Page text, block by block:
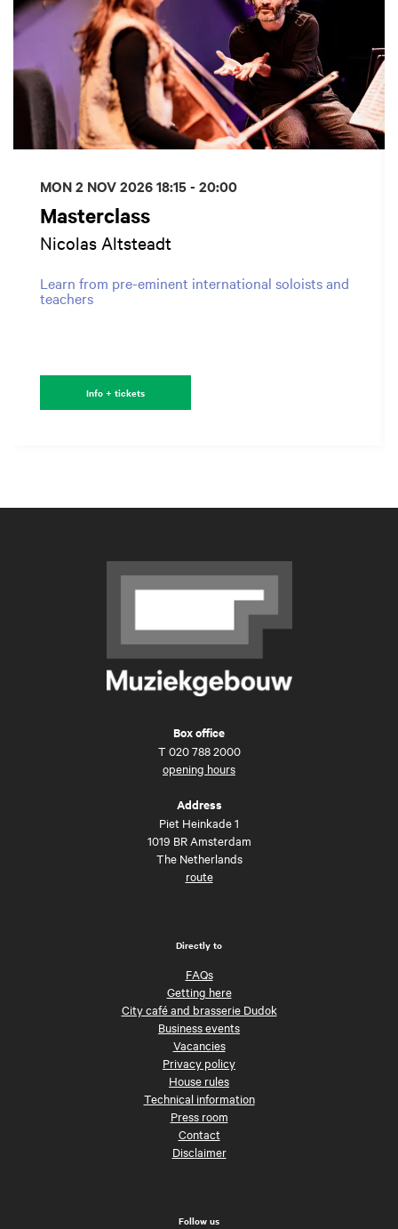
Masterclass
Nicolas Altsteadt
Learn from pre-eminent international soloists and
teachers
MON 2 NOV 202618:15 - 20:00
Info + tickets
Box office
T 020 788 2000
opening hours
Address
Piet Heinkade 1
1019 BR Amsterdam
The Netherlands
route
Directly to
FAQs
Getting here
City café and brasserie Dudok
Business events
Vacancies
Privacy policy
House rules
Technical information
Press room
Contact
Disclaimer
Follow us